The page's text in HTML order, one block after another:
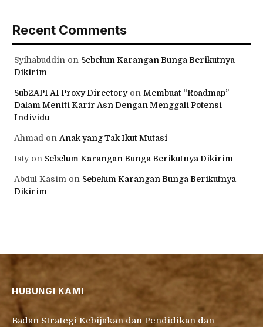
Recent Comments
Syihabuddin on Sebelum Karangan Bunga Berikutnya
Dikirim
Sub2API AI Proxy Directoryon Membuat “Roadmap”
Dalam Meniti Karir Asn Dengan Menggali Potensi
Individu
Ahmad on Anak yang Tak Ikut Mutasi
Istyon Sebelum Karangan Bunga Berikutnya Dikirim
Abdul Kasim on Sebelum Karangan Bunga Berikutnya
Dikirim
HUBUNGI KAMI
Badan Strategi Kebijakan dan Pendidikan dan